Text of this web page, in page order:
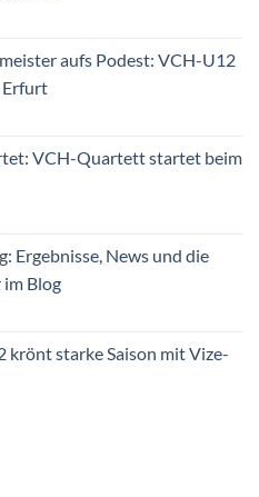
aufs Podest: VCH-U12
Erfurt
VCH-Quartett startet beim
Ergebnisse, News und die
Blog
krönt starke Saison mit Vize-